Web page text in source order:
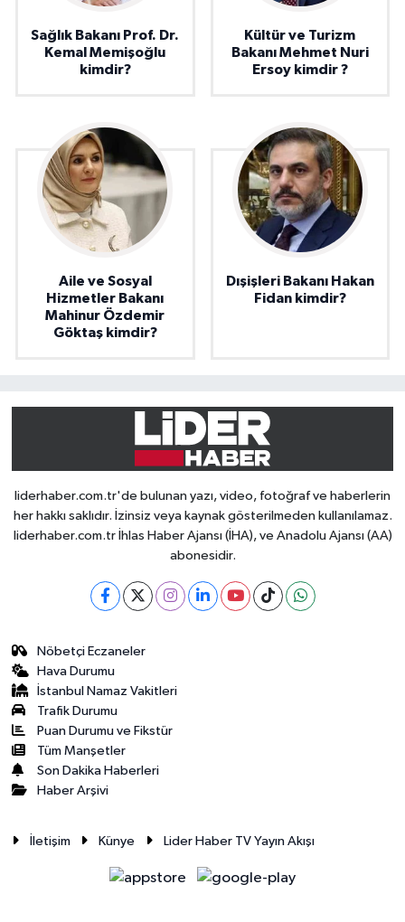
Sağlık Bakanı Prof. Dr.
Kemal Memişoğlu
kimdir?
Kültür ve Turizm
Bakanı Mehmet Nuri
Ersoy kimdir ?
Aile ve Sosyal
Hizmetler Bakanı
Mahinur Özdemir
Göktaş kimdir?
Dışişleri Bakanı Hakan
Fidan kimdir?
liderhaber.com.tr'de bulunan yazı, video, fotoğraf ve haberlerin
her hakkı saklıdır. İzinsiz veya kaynak gösterilmeden kullanılamaz.
liderhaber.com.tr İhlas Haber Ajansı (İHA), ve Anadolu Ajansı (AA)
abonesidir.
Nöbetçi Eczaneler
Hava Durumu
İstanbul Namaz Vakitleri
Trafik Durumu
Puan Durumu ve Fikstür
Tüm Manşetler
Son Dakika Haberleri
Haber Arşivi
İletişim Künye Lider Haber TV Yayın Akışı